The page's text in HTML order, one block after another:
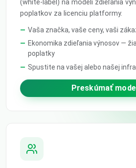
(white-label) na modeli zdieľania
poplatkov za licenciu platformy.
Vaša značka, vaše ceny, vaši
Ekonomika zdieľania výnosov —
poplatky
Spustite na vašej alebo našej
Preskúmať